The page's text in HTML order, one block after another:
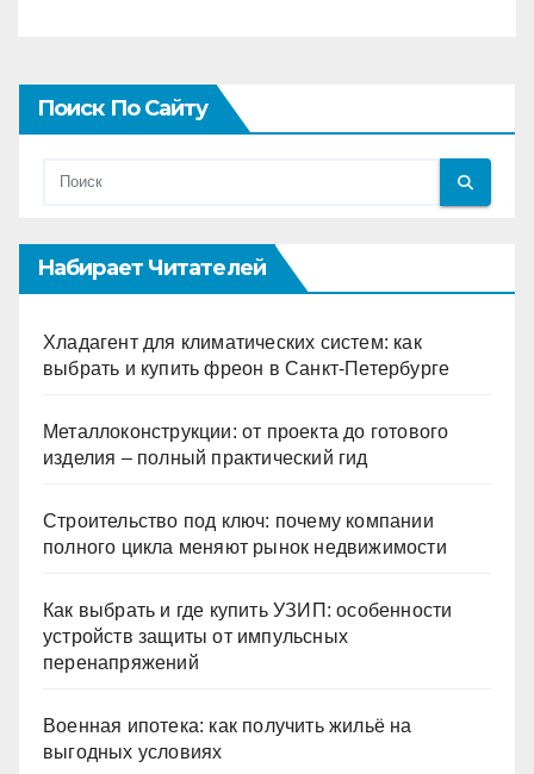
Поиск По Сайту
Набирает Читателей
Хладагент для климатических систем: как
выбрать и купить фреон в Санкт-Петербурге
Металлоконструкции: от проекта до готового
изделия – полный практический гид
Строительство под ключ: почему компании
полного цикла меняют рынок недвижимости
Как выбрать и где купить УЗИП: особенности
устройств защиты от импульсных
перенапряжений
Военная ипотека: как получить жильё на
выгодных условиях